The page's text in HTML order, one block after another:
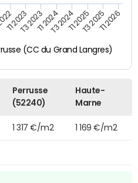
(CC du Grand Langres)
T1 2023T3 2023T1 2024T3 2024T1 2025T3 2025T1 2026
Perrusse
(52240)
Haute-
Marne
1 317 €/m2 1 169 €/m2